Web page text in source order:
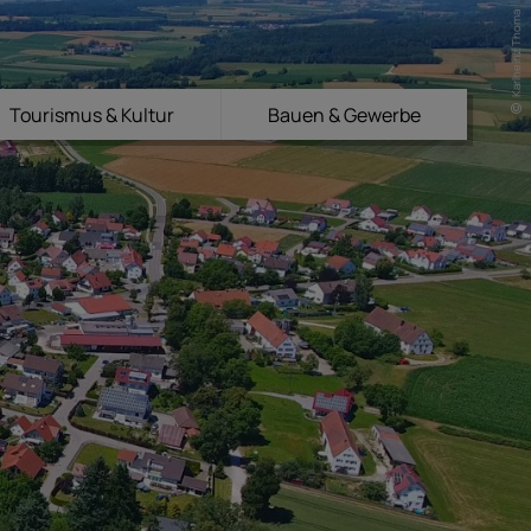
Tourismus & Kultur Bauen & Gewerbe
Karlheinz Thoma